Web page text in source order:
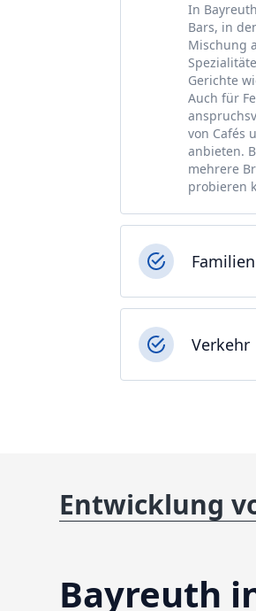
In
Bars, in
Mischung
Gerichte
Auch für
von Cafés
anbieten.
mehrere
probieren
Familien
Verkehr
Entwicklung
Bayreuth